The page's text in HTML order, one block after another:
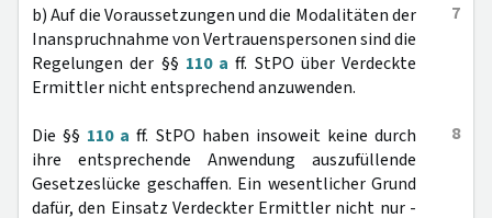
7
b) Auf die Voraussetzungen und die Modalitäten der
Inanspruchnahme von Vertrauenspersonen sind die
Regelungen der §§ 110 a ff. StPO über Verdeckte
Ermittler nicht entsprechend anzuwenden.
8
Die §§ 110 a ff. StPO haben insoweit keine durch
ihre entsprechende Anwendung auszufüllende
Gesetzeslücke geschaffen. Ein wesentlicher Grund
dafür, den Einsatz Verdeckter Ermittler nicht nur -